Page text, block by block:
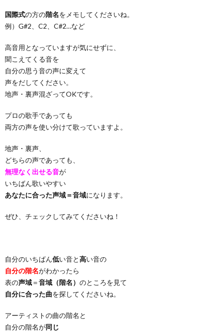
国際式の方の階名をメモしてくださいね。
例）G#2、C2、C#2…など
高音用となっていますが気にせずに、
聞こえてくる音を
自分の思う音の声に変えて
声をだしてください。
地声・裏声混ざってOKです。
プロの歌手であっても
両方の声を使い分けて歌っていますよ。
地声・裏声、
どちらの声であっても、
無理なく出せる音が
いちばん歌いやすい
あなたに合った声域＝音域になります。
ぜひ、チェックしてみてくださいね！
自分のいちばん低い音と高い音の
自分の階名がわかったら
表の声域＝音域（階名） のところを見て
自分に合った曲を探してくださいね。
アーティストの曲の階名と
自分の階名が同じ